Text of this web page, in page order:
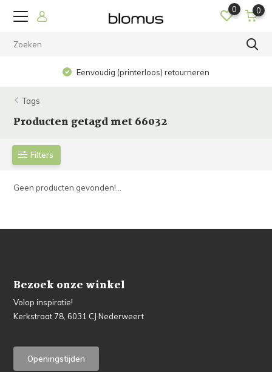
0 0
Eenvoudig (printerloos) retourneren
Tags
Producten getagd met 66032
Filters
Geen producten gevonden!...
Bezoek onze winkel
Volop inspiratie!
Kerkstraat 78, 6031 CJ Nederweert
Openingstijden